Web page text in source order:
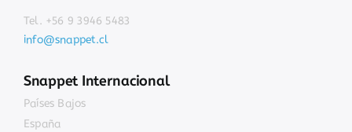
Tel. +56 9 3946 5483
info@snappet.cl
Snappet Internacional
Países Bajos
España